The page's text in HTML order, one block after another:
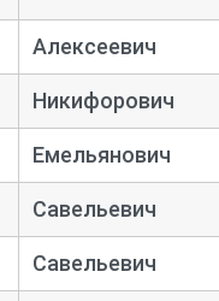
Алексеевич
Никифорович
Емельянович
Савельевич
Савельевич